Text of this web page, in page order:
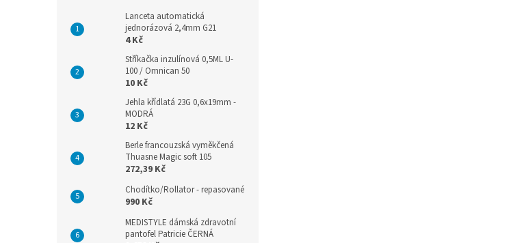
Lanceta automatická
jednorázová 2,4mm G21
4 Kč
Stříkačka inzulínová 0,5ML U-
100 / Omnican 50
10 Kč
Jehla křídlatá 23G 0,6x19mm -
MODRÁ
12 Kč
Berle francouzská vyměkčená
Thuasne Magic soft 105
272,39 Kč
Chodítko/Rollator - repasované
990 Kč
MEDISTYLE dámská zdravotní
pantofel Patricie ČERNÁ